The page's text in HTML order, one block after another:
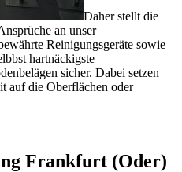
Daher stellt die
an unser
Reinigungsgeräte sowie
hartnäckigste
sicher. Dabei setzen
auf die Oberflächen oder
Frankfurt (Oder)